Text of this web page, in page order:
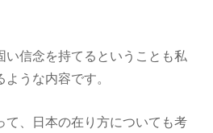
い信念を持てるということも私
うな内容です。
て、日本の在り方についても考